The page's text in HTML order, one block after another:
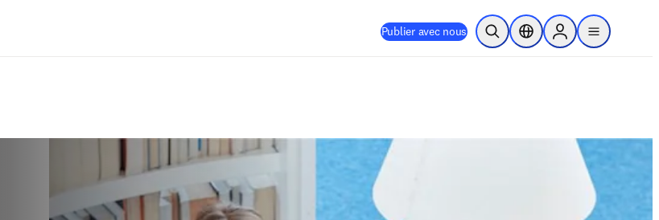
Publier avec nous Ouvrir la recherche
Sélecteur de localisation
Sign in to products
menu